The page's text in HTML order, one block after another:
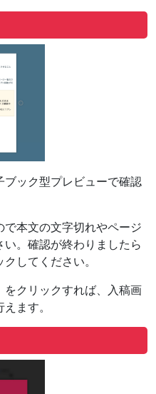
ック型プレビューで確認
本文の文字切れやページ
。確認が終わりましたら
してください。
をクリックすれば、入稿画
ます。